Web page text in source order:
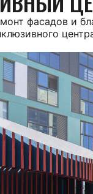
фасадов и